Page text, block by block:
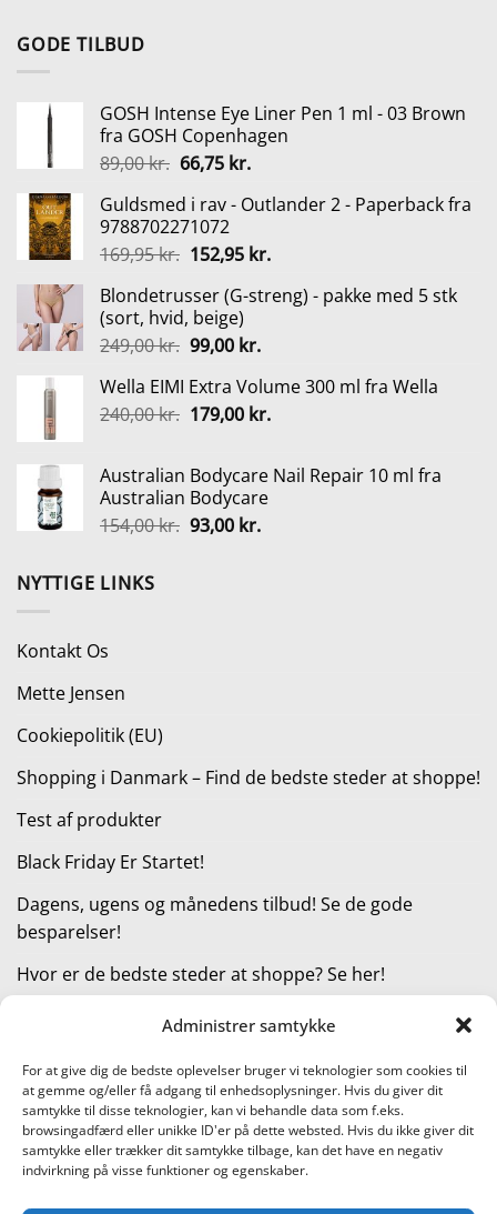
Administrer samtykke
For at give dig de bedste oplevelser bruger vi teknologier som cookies til
at gemme og/eller få adgang til enhedsoplysninger. Hvis du giver dit
samtykke til disse teknologier, kan vi behandle data som f.eks.
browsingadfærd eller unikke ID'er på dette websted. Hvis du ikke giver dit
samtykke eller trækker dit samtykke tilbage, kan det have en negativ
indvirkning på visse funktioner og egenskaber.
GODE TILBUD
GOSH Intense Eye Liner Pen 1 ml - 03 Brown
fra GOSH Copenhagen
89,00kr. Den
pris
var:
89,00 kr..
66,75 kr.Den
pris
66,75 kr..
Guldsmed i rav - Outlander 2 - Paperback fra
9788702271072
169,95kr. Den
pris
var:
169,95 kr..
152,95 kr.Den
pris
Blondetrusser (G-streng) - pakke med 5 stk
(sort, hvid, beige)
249,00kr. Den
pris
var:
99,00 kr.Den
pris
er:
Wella EIMI Extra Volume 300 ml fra Wella
240,00kr. Den
var:
240,00 kr..
179,00 kr.Den
er:
Australian Bodycare Nail Repair 10 ml fra
Australian Bodycare
154,00kr. Den
93,00 kr.Den
NYTTIGE LINKS
Kontakt Os
Mette Jensen
Cookiepolitik (EU)
Shopping i Danmark – Find de bedste steder at shoppe!
Test af produkter
Black Friday Er Startet!
Dagens, ugens og månedens tilbud! Se de gode
besparelser!
Hvor er de bedste steder at shoppe? Se her!
Kategorier
Læs vores guide til online shopping